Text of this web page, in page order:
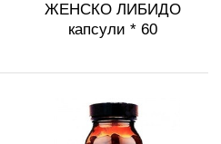
ЖЕНСКО ЛИБИДО
капсули * 60